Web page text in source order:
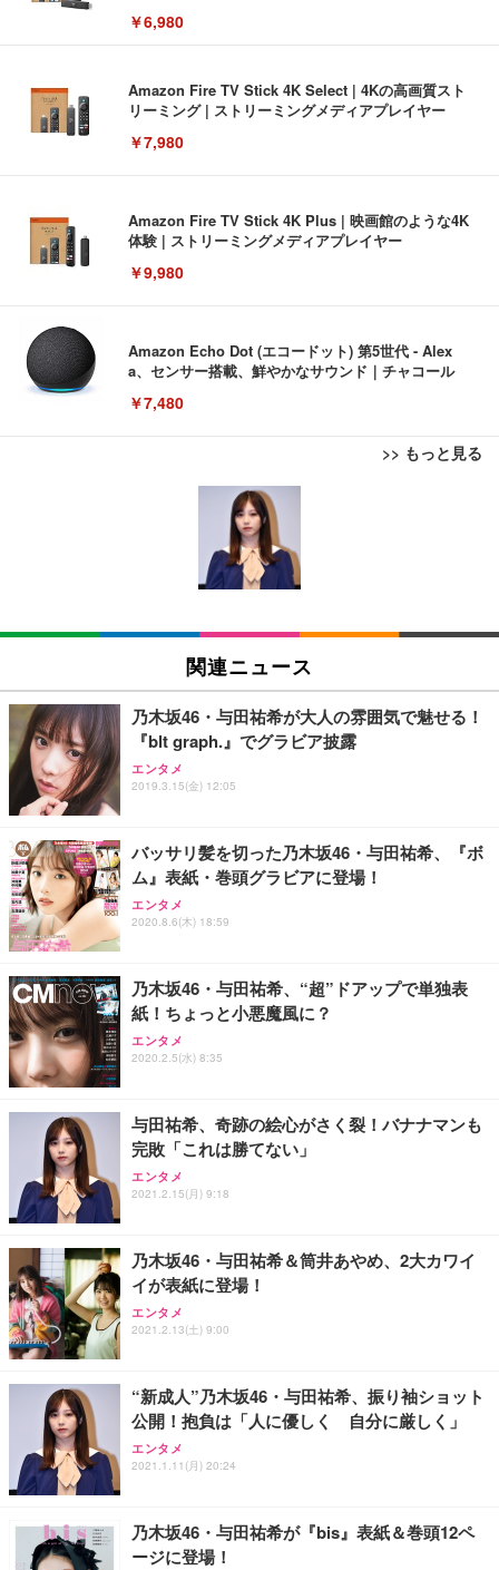
￥6,980
Amazon Fire TV Stick 4K Select | 4Kの高画質スト
リーミング | ストリーミングメディアプレイヤー
￥7,980
Amazon Fire TV Stick 4K Plus | 映画館のような4K
体験 | ストリーミングメディアプレイヤー
￥9,980
Amazon Echo Dot (エコードット) 第5世代 - Alex
a、センサー搭載、鮮やかなサウンド｜チャコール
￥7,480
>> もっと見る
[EdoErgo] オフィスチェア 椅子 テレワーク 疲れな
い 跳ね上げ式アームレスト コンパクト 約105度ロッ
キング pc 事務椅子 360度回転 座面昇降 強化ナイロ
ン樹脂ベース 通気性メッシュ 在宅ワーク H-WY01
(黒網+黒枠+黒足)
SIHOO B100 オフィスチェア／デスクチェア メッシ
ュチェア 人間工学 疲れない ブラック
￥27,999
Sezlife オフィスチェア デスクチェア 疲れない テレ
ワーク チェア 強化バックレスト 30度ロッキング機
能 人間工学 椅子 腰サポート 90度跳ね上げ式アーム
務用 おしゃれ パソコンチェア (ブラック)
Sezlife オフィスチェア デスクチェア 疲れない テレ
ワーク チェア 強化バックレスト 30度ロッキング機
能 人間工学 椅子 腰サポート 90度跳ね上げ式アーム
務用 おしゃれ パソコンチェア (ホワイト)
ANDWINT オフィスチェア デスクチェア 肘なし メ
ッシュ 通気性 ランバーサポート付き 腰サポート ガ
ス圧無段階昇降 360度回転 キャスター付き コンパク
EIZO ビジネス向けプレミアムモニター | FlexScan
EV3240X-WT | 31.5型4K UHD・USB Type-C・ホワ
EIZO ビジネス向けプレミアムモニター | FlexScan
￥109,572
【純正品】27"ゲーミングモニター DualSense 充電
フック付き（CFI-ZDM1J）
【整備済み品】Dell E2724HS 27インチ 液晶モニタ
ー フルHD（1920×1080）VA 非光沢 HDMI/DisplayP
ort/VGA スピーカー内蔵 高さ調整 スイベル VESA対
【MiniLED/24.5inch/280Hz/FHD】GRAPHT THE S
HOOTER Gaming Monitor 24” Essential ゲーミン
グモニター QD 24.5インチ 1ms FHD 量子ドット 残
Amazonベーシック ペットシーツ 薄型 レギュラー 1
回使い捨て 無香料 ホワイト 300枚
Amazonベーシック ペットシーツ 厚型 ワイド 42枚
x2袋(84枚) ホワイト(吸収面:ライトブルー)
￥3,234
ネオ・ルーライフ ネオ・オムツ L 中型犬用 26枚入
り 単品
Smart Basic(スマートベーシック) 【Amazon.co.jp
限定】 Smart Basic アイリスオーヤマ ペットシーツ
超厚型 お徳用 ワイド 100枚入 (x 1) (ケース販売)
アイリスオーヤマ ペットシーツ 超厚型 お徳用 レギ
ュラー 200枚入【Amazon.co.jp限定】
関連ニュース
乃木坂46・与田祐希が大人の雰囲気で魅せる！
『blt graph.』でグラビア披露
エンタメ
2019.3.15(金) 12:05
バッサリ髪を切った乃木坂46・与田祐希、『ボ
ム』表紙・巻頭グラビアに登場！
エンタメ
2020.8.6(木) 18:59
乃木坂46・与田祐希、“超”ドアップで単独表
紙！ちょっと小悪魔風に？
エンタメ
2020.2.5(水) 8:35
与田祐希、奇跡の絵心がさく裂！バナナマンも
完敗「これは勝てない」
エンタメ
2021.2.15(月) 9:18
乃木坂46・与田祐希＆筒井あやめ、2大カワイ
イが表紙に登場！
エンタメ
2021.2.13(土) 9:00
“新成人”乃木坂46・与田祐希、振り袖ショット
公開！抱負は「人に優しく 自分に厳しく」
エンタメ
2021.1.11(月) 20:24
乃木坂46・与田祐希が『bis』表紙＆巻頭12ペ
ージに登場！